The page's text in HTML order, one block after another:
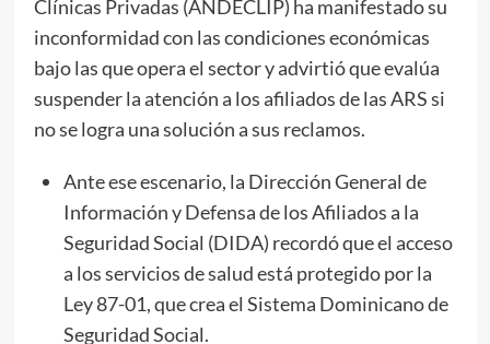
Clínicas Privadas (ANDECLIP) ha manifestado su
inconformidad con las condiciones económicas
bajo las que opera el sector y advirtió que evalúa
suspender la atención a los afiliados de las ARS si
no se logra una solución a sus reclamos.
Ante ese escenario, la Dirección General de
Información y Defensa de los Afiliados a la
Seguridad Social (DIDA) recordó que el acceso
a los servicios de salud está protegido por la
Ley 87-01, que crea el Sistema Dominicano de
Seguridad Social.